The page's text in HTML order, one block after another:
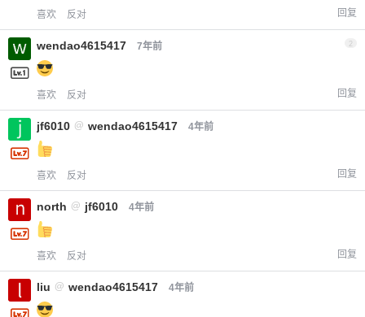
喜欢 反对 回复
wendao4615417 7年前 2
喜欢 反对 回复
jf6010 @ wendao4615417 4年前
喜欢 反对 回复
north @ jf6010 4年前
喜欢 反对 回复
liu @ wendao4615417 4年前